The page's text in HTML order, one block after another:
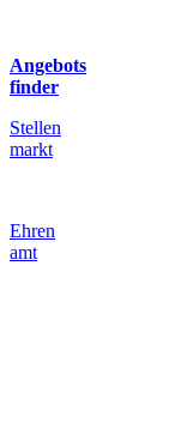
Angebots
finder
Stellen
markt
Ehren
amt